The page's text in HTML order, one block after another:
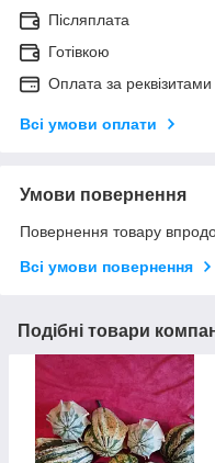
Післяплата
Готівкою
Оплата за реквізитами
Всі умови оплати
Умови повернення
Повернення товару
Всі умови повернення
Подібні товари